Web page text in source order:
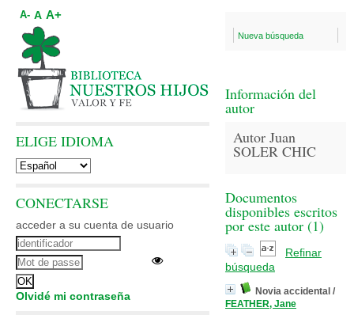
Nueva búsqueda
Información del
autor
Autor Juan
SOLER CHIC
Documentos
disponibles escritos
por este autor (1)
Refinar
búsqueda
Novia accidental /
FEATHER, Jane
A- A A+
ELIGE IDIOMA
CONECTARSE
acceder a su cuenta de usuario
Olvidé mi contraseña